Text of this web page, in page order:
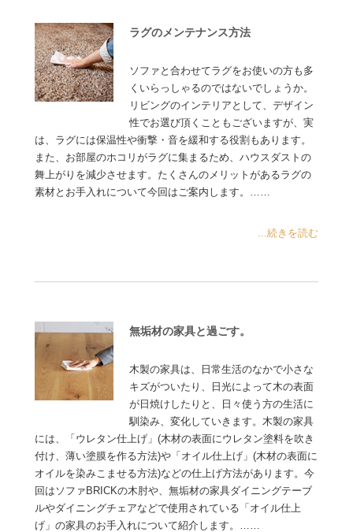
ラグのメンテナンス方法
ソファと合わせてラグをお使いの方も多
くいらっしゃるのではないでしょうか。
リビングのインテリアとして、デザイン
性でお選び頂くこともございますが、実
は、ラグには保温性や衝撃・音を緩和する役割もあります。
また、お部屋のホコリがラグに集まるため、ハウスダストの
舞上がりを減少させます。たくさんのメリットがあるラグの
素材とお手入れについて今回はご案内します。……
...続きを読む
無垢材の家具と過ごす。
木製の家具は、日常生活のなかで小さな
キズがついたり、日光によって木の表面
が日焼けしたりと、日々使う方の生活に
馴染み、変化していきます。木製の家具
には、「ウレタン仕上げ」(木材の表面にウレタン塗料を吹き
付け、薄い塗膜を作る方法)や「オイル仕上げ」(木材の表面に
オイルを染みこませる方法)などの仕上げ方法があります。今
回はソファBRICKの木肘や、無垢材の家具ダイニングテーブ
ルやダイニングチェアなどで使用されている「オイル仕上
げ」の家具のお手入れについて紹介します。……